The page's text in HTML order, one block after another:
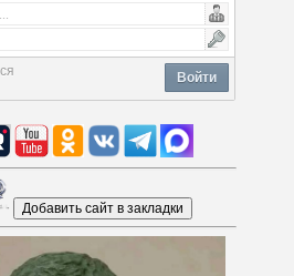
Войти